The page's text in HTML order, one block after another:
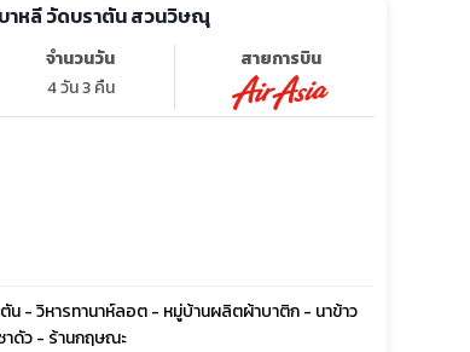
าหลี วัดบราตัน สวนวิษณุ
จำนวนวัน
4 วัน 3 คืน
สายการบิน
- วิหารทานาห์ลอต - หมู่บ้านผลิตผ้าบาติก - นาข้าว
ดัว - ร้านกฤษณะ